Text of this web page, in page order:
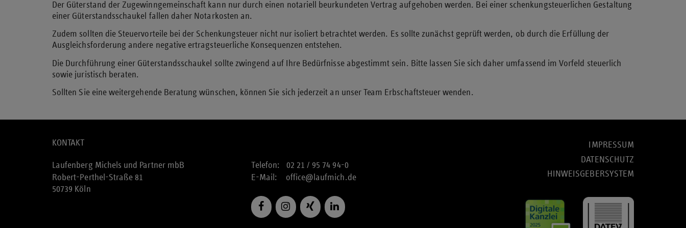
Der Güterstand der Zugewinngemeinschaft kann nur durch einen notariell beurkundeten Vertrag aufgehoben werden. Bei einer schenkungsteuerlichen Gestaltung
einer Güterstandsschaukel fallen daher Notarkosten an.
Zudem sollten die Steuervorteile bei der Schenkungsteuer nicht nur isoliert betrachtet werden. Es sollte zunächst geprüft werden, ob durch die Erfüllung der
Ausgleichsforderung andere negative ertragsteuerliche Konsequenzen entstehen.
Die Durchführung einer Güterstandsschaukel sollte zwingend auf Ihre Bedürfnisse abgestimmt sein. Bitte lassen Sie sich daher umfassend im Vorfeld steuerlich
sowie juristisch beraten.
Sollten Sie eine weitergehende Beratung wünschen, können Sie sich jederzeit an unser Team Erbschaftsteuer wenden.
KONTAKT
Laufenberg Michels und Partner mbB
Robert-Perthel-Straße 81
50739 Köln
Telefon: 02 21 / 95 74 94-0
E-Mail: office@laufmich.de
IMPRESSUM
DATENSCHUTZ
HINWEISGEBERSYSTEM